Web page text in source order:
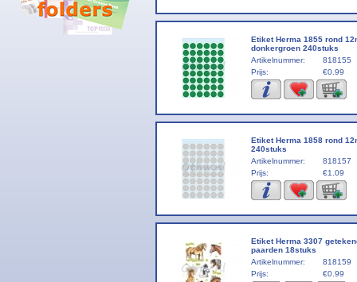
Etiket Herma 1855 rond
donkergroen 240stuks
Artikelnummer:
818155
Prijs:
€0.99
Etiket Herma 1858 rond
240stuks
Artikelnummer:
818157
Prijs:
€1.09
Etiket Herma 3307
paarden 18stuks
Artikelnummer:
818159
Prijs:
€0.99